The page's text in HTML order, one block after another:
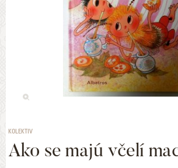
KOLEKTIV
Ako se majú včelí